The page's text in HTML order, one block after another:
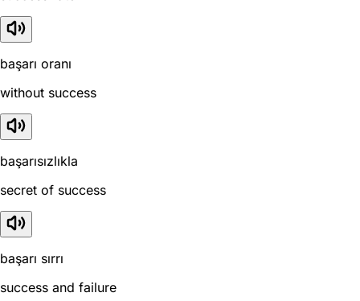
başarı oranı
without success
başarısızlıkla
secret of success
başarı sırrı
success and failure